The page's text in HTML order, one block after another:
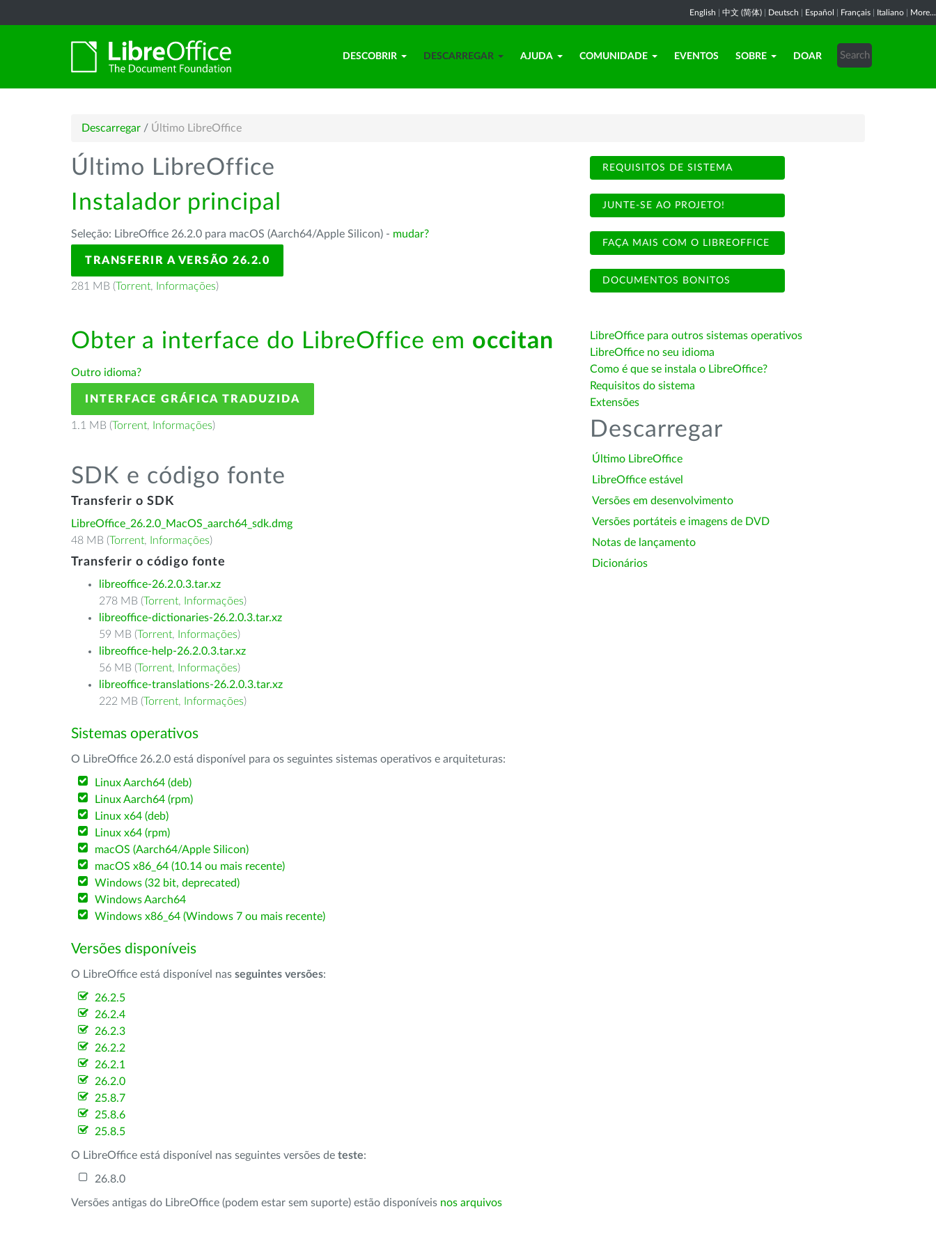
English 中文 (简体) Deutsch Español Français Italiano More...
DESCOBRIR DESCARREGAR AJUDA COMUNIDADE EVENTOS SOBRE DOAR
Descarregar / Último LibreOffice
Último LibreOffice
Instalador principal
Seleção: LibreOffice 26.2.0 para macOS (Aarch64/Apple Silicon) - mudar?
TRANSFERIR A VERSÃO 26.2.0
281 MB (Torrent, Informações)
Obter a interface do LibreOffice em occitan
Outro idioma?
INTERFACE GRÁFICA TRADUZIDA
1.1 MB (Torrent, Informações)
SDK e código fonte
Transferir o SDK
LibreOffice_26.2.0_MacOS_aarch64_sdk.dmg
48 MB (Torrent, Informações)
Transferir o código fonte
libreoffice-26.2.0.3.tar.xz
278 MB (Torrent, Informações)
libreoffice-dictionaries-26.2.0.3.tar.xz
59 MB (Torrent, Informações)
libreoffice-help-26.2.0.3.tar.xz
56 MB (Torrent, Informações)
libreoffice-translations-26.2.0.3.tar.xz
222 MB (Torrent, Informações)
Sistemas operativos
O LibreOffice 26.2.0 está disponível para os seguintes sistemas operativos e arquiteturas:
Linux Aarch64 (deb)
Linux Aarch64 (rpm)
Linux x64 (deb)
Linux x64 (rpm)
macOS (Aarch64/Apple Silicon)
macOS x86_64 (10.14 ou mais recente)
Windows (32 bit, deprecated)
Windows Aarch64
Windows x86_64 (Windows 7 ou mais recente)
Versões disponíveis
O LibreOffice está disponível nas seguintes versões:
26.2.5
26.2.4
26.2.3
26.2.2
26.2.1
26.2.0
25.8.7
25.8.6
25.8.5
O LibreOffice está disponível nas seguintes versões de teste:
26.8.0
Versões antigas do LibreOffice (podem estar sem suporte) estão disponíveis nos arquivos
REQUISITOS DE SISTEMA
JUNTE-SE AO PROJETO!
FAÇA MAIS COM O LIBREOFFICE
DOCUMENTOS BONITOS
LibreOffice para outros sistemas operativos
LibreOffice no seu idioma
Como é que se instala o LibreOffice?
Requisitos do sistema
Extensões
Descarregar
Último LibreOffice
LibreOffice estável
Versões em desenvolvimento
Versões portáteis e imagens de DVD
Notas de lançamento
Dicionários